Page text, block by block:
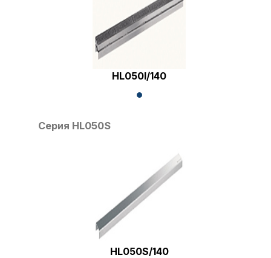
HL050I/140
Серия HL050S
HL050S/140